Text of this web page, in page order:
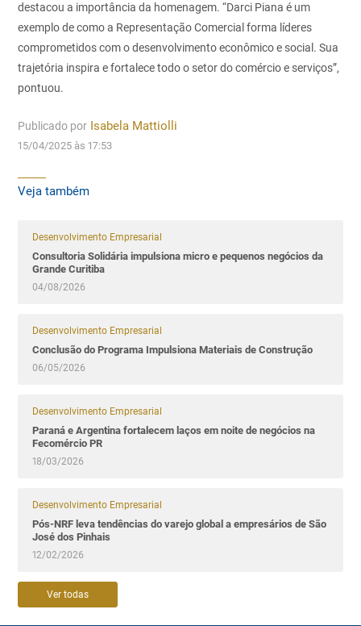
destacou a importância da homenagem. “Darci Piana é um
exemplo de como a Representação Comercial forma líderes
comprometidos com o desenvolvimento econômico e social. Sua
trajetória inspira e fortalece todo o setor do comércio e serviços”,
pontuou.
Publicado por Isabela Mattiolli
15/04/2025 às 17:53
Veja também
Desenvolvimento Empresarial
Consultoria Solidária impulsiona micro e pequenos negócios da
Grande Curitiba
04/08/2026
Desenvolvimento Empresarial
Conclusão do Programa Impulsiona Materiais de Construção
06/05/2026
Desenvolvimento Empresarial
Paraná e Argentina fortalecem laços em noite de negócios na
Fecomércio PR
18/03/2026
Desenvolvimento Empresarial
Pós-NRF leva tendências do varejo global a empresários de São
José dos Pinhais
12/02/2026
Ver todas